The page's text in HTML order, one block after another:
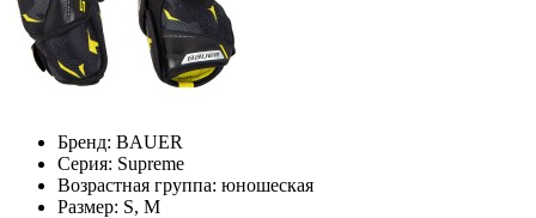
Бренд: BAUER
Серия: Supreme
Возрастная группа: юношеская
Размер: S, M